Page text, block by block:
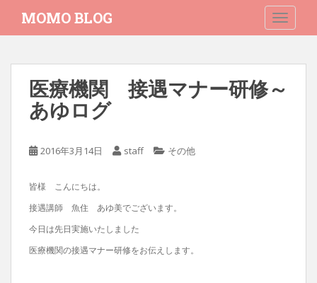
i
MOMO BLOG
医療機関 接遇マナー研修～
あゆログ
2016年3月14日 staff その他
皆様 こんにちは。
接遇講師 魚住 あゆ美でございます。
今日は先日実施いたしました
医療機関の接遇マナー研修をお伝えします。